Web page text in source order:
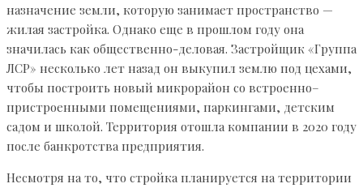
назначение земли, которую занимает пространство —
жилая застройка. Однако еще в прошлом году она
значилась как общественно-деловая. Застройщик «Группа
ЛСР» несколько лет назад он выкупил землю под цехами,
чтобы построить новый микрорайон со встроенно–
пристроенными помещениями, паркингами, детским
садом и школой. Территория отошла компании в 2020 году
после банкротства предприятия.
Несмотря на то, что стройка планируется на территории